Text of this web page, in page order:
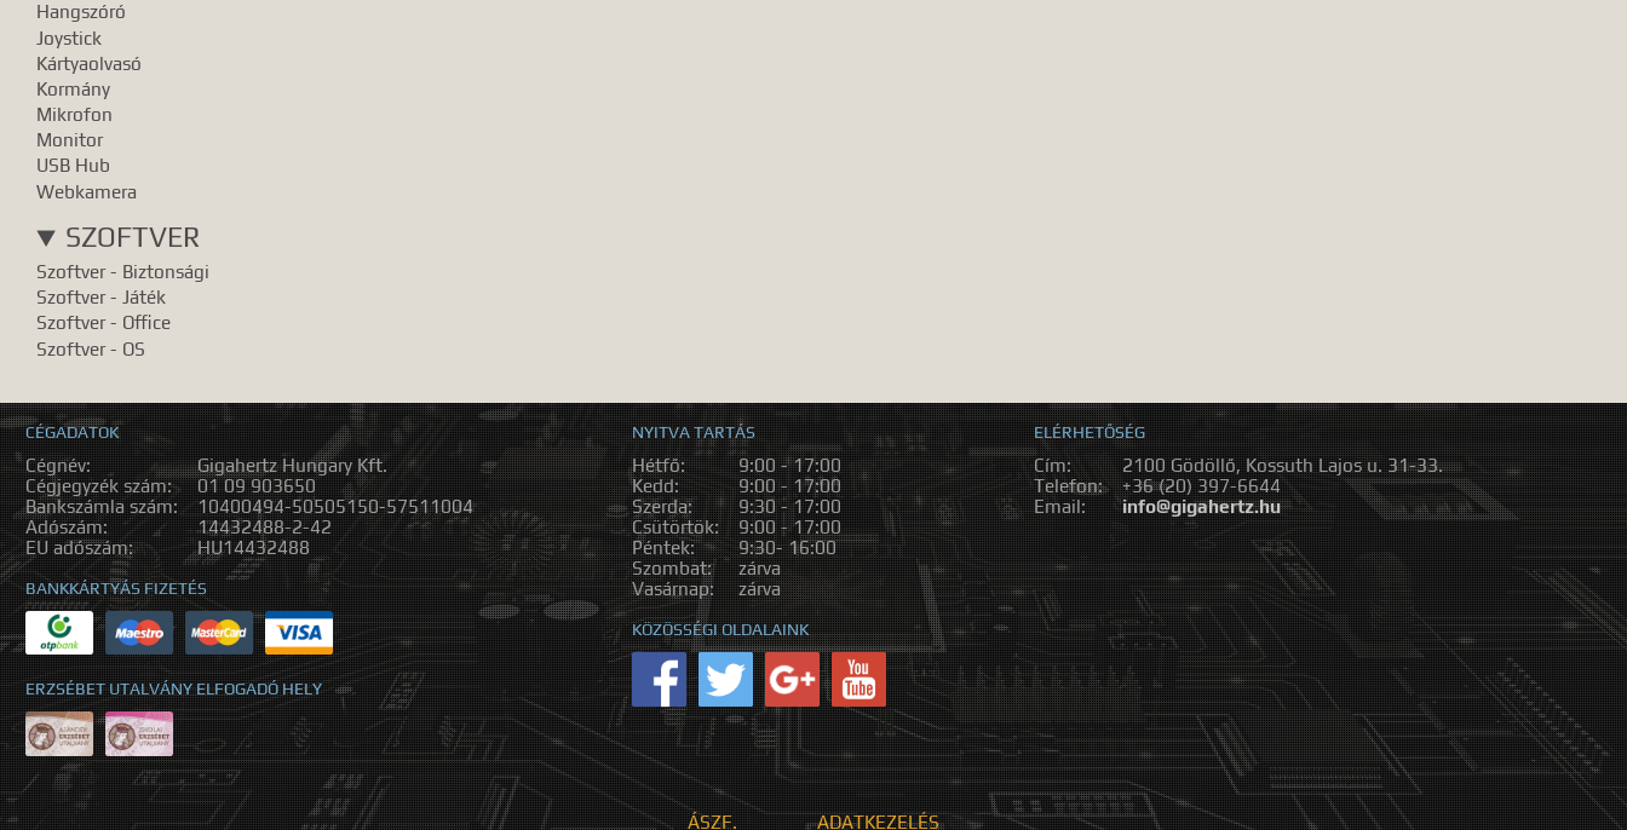
Hangszóró
Joystick
Kártyaolvasó
Kormány
Mikrofon
Monitor
USB Hub
Webkamera
SZOFTVER
Szoftver - Biztonsági
Szoftver - Játék
Szoftver - Office
Szoftver - OS
CÉGADATOK
Cégnév:
Gigahertz Hungary Kft.
Cégjegyzék szám:
01 09 903650
Bankszámla szám:
10400494-50505150-57511004
Adószám:
14432488-2-42
EU adószám:
HU14432488
BANKKÁRTYÁS FIZETÉS
ERZSÉBET UTALVÁNY ELFOGADÓ HELY
NYITVA TARTÁS
Hétfő:
9:00 - 17:00
Kedd:
9:00 - 17:00
Szerda:
9:30 - 17:00
Csütörtök:
9:00 - 17:00
Péntek:
9:30- 16:00
Szombat:
zárva
Vasárnap:
zárva
KÖZÖSSÉGI OLDALAINK
ELÉRHETŐSÉG
Cím:
2100 Gödöllő, Kossuth Lajos u. 31-33.
Telefon:
+36 (20) 397-6644
Email:
info@gigahertz.hu
ÁSZF. ADATKEZELÉS